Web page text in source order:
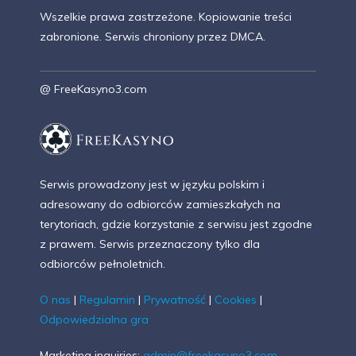
więcej
popularnością wśród graczy w kasynach online. I...
trafiają w ich ręce? Albo w ręce osób powiązanych z
kasynami? Do tego od kiedy tylko powstały
może manipulować przy grach na...
więcej
Wszelkie prawa zastrzeżone. Kopiowanie treści
zabronione. Serwis chroniony przez DMCA.
@ FreeKasyno3.com
Serwis prowadzony jest w języku polskim i
adresowany do odbiorców zamieszkałych na
terytoriach, gdzie korzystanie z serwisu jest zgodne
z prawem. Serwis przeznaczony tylko dla
odbiorców pełnoletnich.
O nas | Regulamin | Prywatność | Cookies |
Odpowiedzialna gra